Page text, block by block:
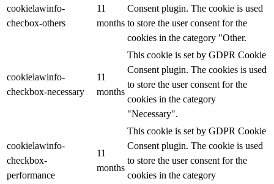
cookielawinfo-
checbox-others
11
months
Consent plugin. The cookie is used
to store the user consent for the
cookies in the category "Other.
cookielawinfo-
checkbox-necessary
11
months
This cookie is set by GDPR Cookie
Consent plugin. The cookies is used
to store the user consent for the
cookies in the category
"Necessary".
cookielawinfo-
checkbox-
performance
11
months
This cookie is set by GDPR Cookie
Consent plugin. The cookie is used
to store the user consent for the
cookies in the category